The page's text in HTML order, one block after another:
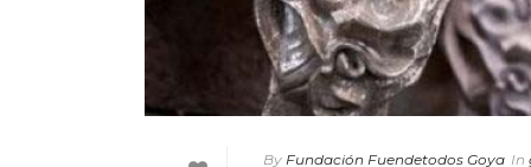
By Fundación Fuendetodos Goya In